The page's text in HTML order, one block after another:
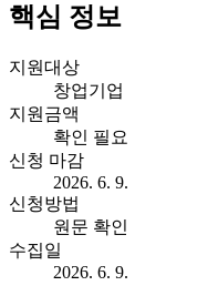
핵심 정보
지원대상
창업기업
지원금액
확인 필요
신청 마감
2026. 6. 9.
신청방법
원문 확인
수집일
2026. 6. 9.